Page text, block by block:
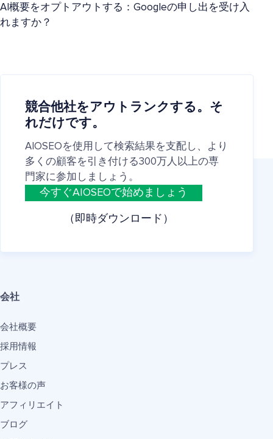
AI概要をオプトアウトする：Googleの申し出を受け入
れますか？
競合他社をアウトランクする。そ
れだけです。
AIOSEOを使用して検索結果を支配し、より
多くの顧客を引き付ける300万人以上の専
門家に参加しましょう。
今すぐAIOSEOで始めましょう
（即時ダウンロード）
会社
会社概要
採用情報
プレス
お客様の声
アフィリエイト
ブログ